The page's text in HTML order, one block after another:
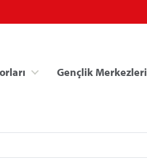
Gençlik Merkezleri